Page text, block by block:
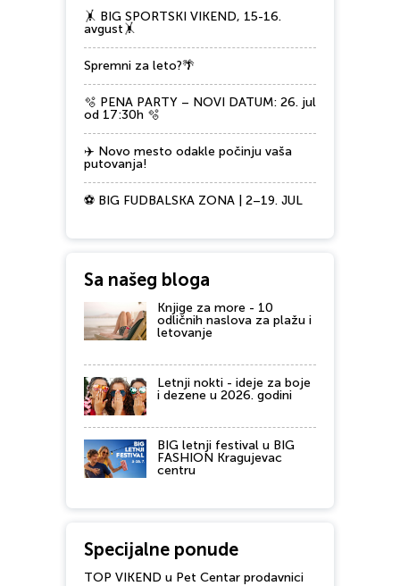
🤸 BIG SPORTSKI VIKEND, 15-16.
avgust🤸
Spremni za leto?🌴
🫧 PENA PARTY – NOVI DATUM: 26. jul
od 17:30h 🫧
✈️ Novo mesto odakle počinju vaša
putovanja!
⚽ BIG FUDBALSKA ZONA | 2–19. JUL
Sa našeg bloga
Knjige za more - 10
odličnih naslova za plažu i
letovanje
Letnji nokti - ideje za boje
i dezene u 2026. godini
BIG letnji festival u BIG
FASHION Kragujevac
centru
Specijalne ponude
TOP VIKEND u Pet Centar prodavnici